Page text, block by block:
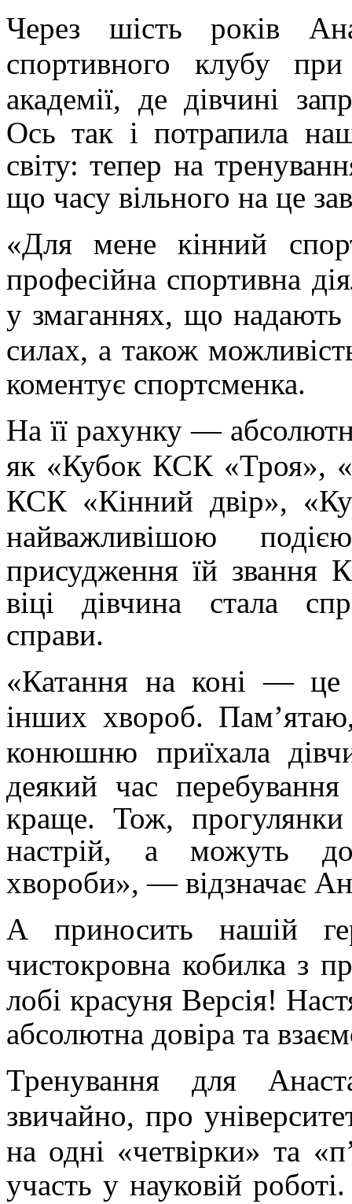
Через шість років
спортивного клубу при
академії, де дівчині
Ось так і потрапила
світу: тепер на
що часу вільного на це
«Для мене кінний
професійна спортивна
у змаганнях, що надають
силах, а також
коментує спортсменка.
На її рахунку —
як «Кубок КСК «Троя»,
КСК «Кінний двір»,
найважливішою
присудження їй
віці дівчина стала
справи.
«Катання на коні — це
інших хвороб.
конюшню приїхала
деякий час
краще. Тож,
настрій, а можуть
хвороби», — відзначає
А приносить нашій
чистокровна кобилка з
лобі красуня Версія!
абсолютна довіра та
Тренування для
звичайно, про
на одні «четвірки» та
участь у науковій